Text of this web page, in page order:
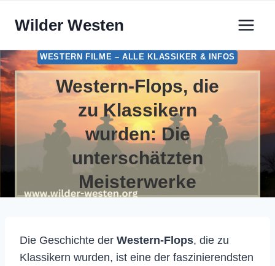
InhaltWilder Westen
WESTERN FILME – ALLE KLASSIKER & INFOS
Western-Flops, die
zu Klassikern
wurden: Die
unterschätzten
Meisterwerke
Die Geschichte der Western-Flops, die zu
Klassikern wurden, ist eine der faszinierendsten